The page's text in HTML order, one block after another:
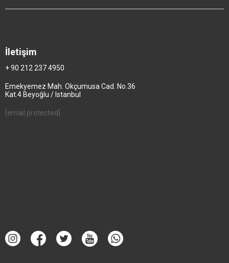
İletişim
+ 90 212 237 4950
Emekyemez Mah. Okçumusa Cad. No.36
Kat.4 Beyoğlu / Istanbul
[email protected]